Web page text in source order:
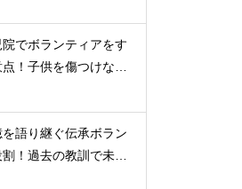
でボランティアをす
！子供を傷つけない
語り継ぐ伝承ボラン
！過去の教訓で未来